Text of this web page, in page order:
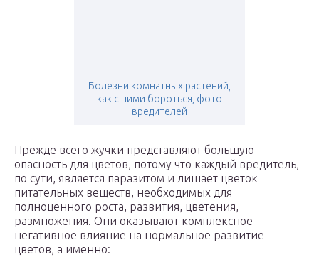
Болезни комнатных растений,
как с ними бороться, фото
вредителей
Прежде всего жучки представляют большую
опасность для цветов, потому что каждый вредитель,
по сути, является паразитом и лишает цветок
питательных веществ, необходимых для
полноценного роста, развития, цветения,
размножения. Они оказывают комплексное
негативное влияние на нормальное развитие
цветов, а именно: